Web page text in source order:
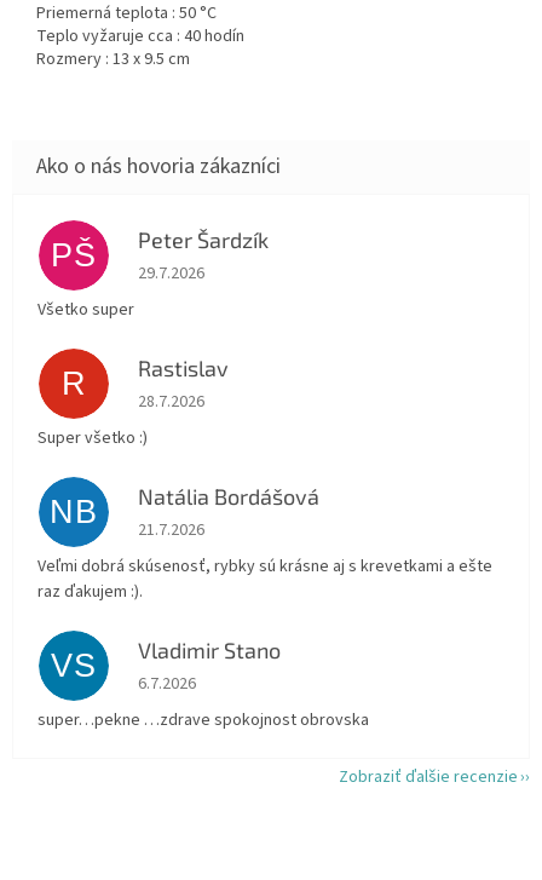
Priemerná teplota : 50 °C
Teplo vyžaruje cca : 40 hodín
Rozmery : 13 x 9.5 cm
PŠ Peter Šardzík
Hodnotenie obchodu je 5 z 5 hviezdičiek.
29.7.2026
Všetko super
R Rastislav
Hodnotenie obchodu je 5 z 5 hviezdičiek.
28.7.2026
Super všetko :)
NB Natália Bordášová
Hodnotenie obchodu je 5 z 5 hviezdičiek.
21.7.2026
Veľmi dobrá skúsenosť, rybky sú krásne aj s krevetkami a ešte
raz ďakujem :).
VS Vladimir Stano
Hodnotenie obchodu je 5 z 5 hviezdičiek.
6.7.2026
super…pekne …zdrave spokojnost obrovska
Zobraziť ďalšie recenzie